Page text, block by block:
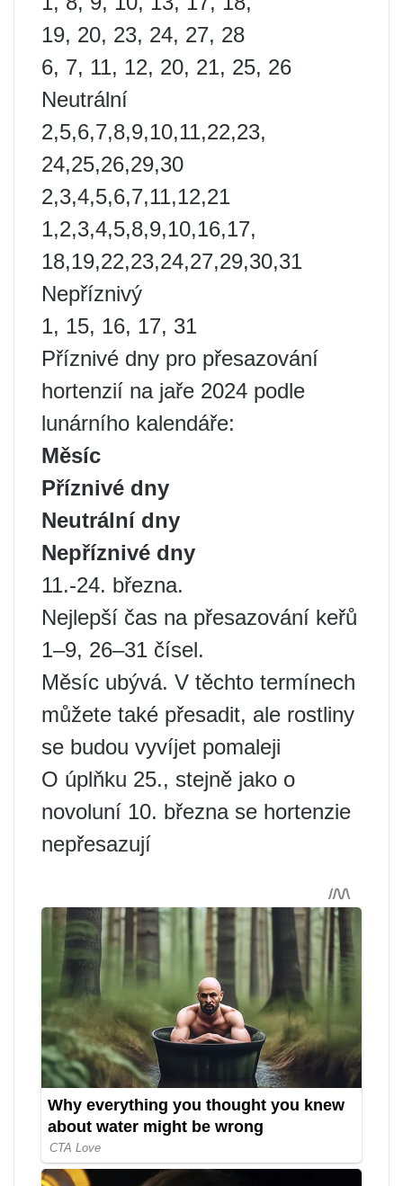
19, 20, 23, 24, 27, 28
6, 7, 11, 12, 20, 21, 25, 26
Neutrální
2,5,6,7,8,9,10,11,22,23,
24,25,26,29,30
2,3,4,5,6,7,11,12,21
1,2,3,4,5,8,9,10,16,17,
18,19,22,23,24,27,29,30,31
Nepříznivý
1, 15, 16, 17, 31
Příznivé dny pro přesazování
hortenzií na jaře 2024 podle
lunárního kalendáře:
Měsíc
Příznivé dny
Neutrální dny
Nepříznivé dny
11.-24. března.
Nejlepší čas na přesazování keřů
1–9, 26–31 čísel.
Měsíc ubývá. V těchto termínech
můžete také přesadit, ale rostliny
se budou vyvíjet pomaleji
O úplňku 25., stejně jako o
novoluní 10. března se hortenzie
nepřesazují